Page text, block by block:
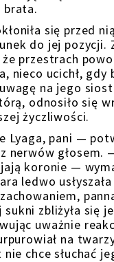
brata.
się przed
do jej pozycji.
przestrach
nieco ucichł, gdy
na jego
odnosiło się
życzliwości.
Lyaga, pani — p
nerwów głosem.
koronie —
ledwo
zbliżyła się
uważnie
na
chce słuchać